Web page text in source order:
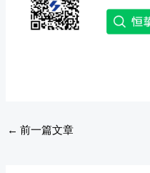
← 前一篇文章